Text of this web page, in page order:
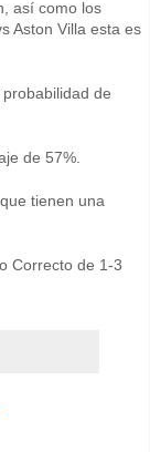
así como los
Aston Villa esta es
de
de 57%.
tienen una
Correcto de 1-3